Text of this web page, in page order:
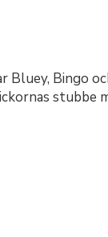
Bluey, Bingo
stubbe